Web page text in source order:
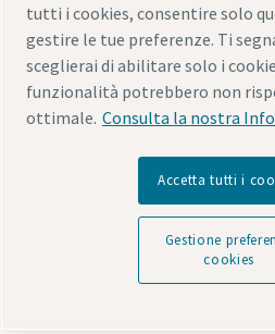
Informativa sulla privacy e note
Gestione preferenze cookies
© 2026 Atlas Copco Italia S.r.l.
Scopri come Atlas Copco Group
tecnologia che trasforma il
Visita il sito web di Atlas Copco
tutti i cookies, consentire solo
gestire le tue preferenze. Ti
sceglierai di abilitare solo i
funzionalità potrebbero non
ottimale. Consulta la nostra
Accetta tutti i
Gestione
cookies